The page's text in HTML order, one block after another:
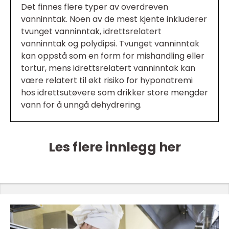
Det finnes flere typer av overdreven
vanninntak. Noen av de mest kjente inkluderer
tvunget vanninntak, idrettsrelatert
vanninntak og polydipsi. Tvunget vanninntak
kan oppstå som en form for mishandling eller
tortur, mens idrettsrelatert vanninntak kan
være relatert til økt risiko for hyponatremi
hos idrettsutøvere som drikker store mengder
vann for å unngå dehydrering.
Les flere innlegg her